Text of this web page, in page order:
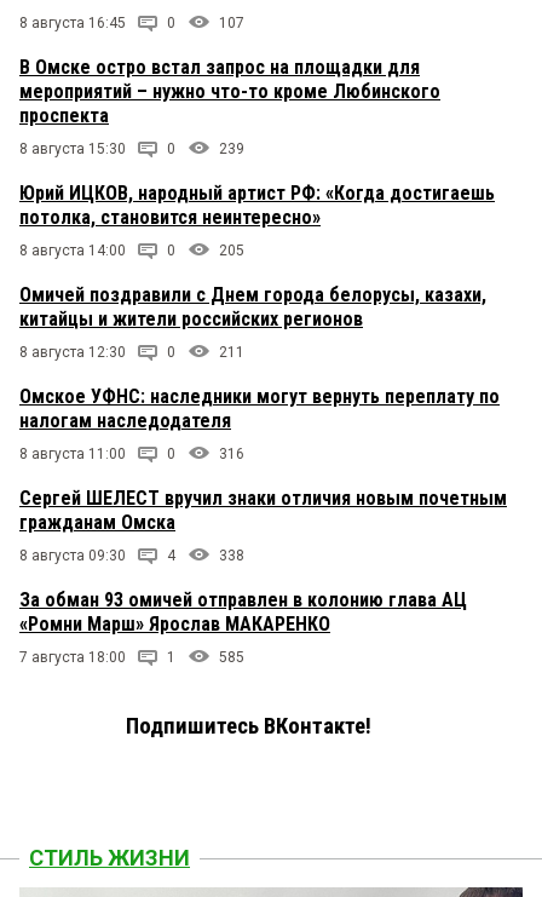
8 августа 16:45 0 107
В Омске остро встал запрос на площадки для
мероприятий – нужно что-то кроме Любинского
проспекта
8 августа 15:30 0 239
Юрий ИЦКОВ, народный артист РФ: «Когда достигаешь
потолка, становится неинтересно»
8 августа 14:00 0 205
Омичей поздравили с Днем города белорусы, казахи,
китайцы и жители российских регионов
8 августа 12:30 0 211
Омское УФНС: наследники могут вернуть переплату по
налогам наследодателя
8 августа 11:00 0 316
Сергей ШЕЛЕСТ вручил знаки отличия новым почетным
гражданам Омска
8 августа 09:30 4 338
За обман 93 омичей отправлен в колонию глава АЦ
«Ромни Марш» Ярослав МАКАРЕНКО
7 августа 18:00 1 585
Подпишитесь ВКонтакте!
СТИЛЬ ЖИЗНИ